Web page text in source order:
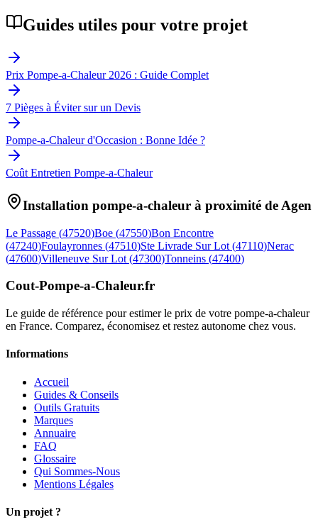
Guides utiles pour votre projet
Prix Pompe-a-Chaleur 2026 : Guide Complet
7 Pièges à Éviter sur un Devis
Pompe-a-Chaleur d'Occasion : Bonne Idée ?
Coût Entretien Pompe-a-Chaleur
Installation pompe-a-chaleur à proximité de Agen
Le Passage (47520)Boe (47550)Bon Encontre
(47240)Foulayronnes (47510)Ste Livrade Sur Lot (47110)Nerac
(47600)Villeneuve Sur Lot (47300)Tonneins (47400)
Cout-Pompe-a-Chaleur.fr
Le guide de référence pour estimer le prix de votre pompe-a-chaleur
en France. Comparez, économisez et restez autonome chez vous.
Informations
Accueil
Guides & Conseils
Outils Gratuits
Marques
Annuaire
FAQ
Glossaire
Qui Sommes-Nous
Mentions Légales
Un projet ?